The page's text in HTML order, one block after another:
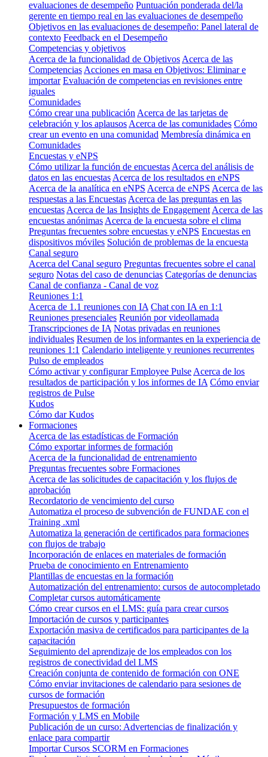
evaluaciones de desempeño Puntuación ponderada del/la
gerente en tiempo real en las evaluaciones de desempeño
Objetivos en las evaluaciones de desempeño: Panel lateral de
contexto Feedback en el Desempeño
Competencias y objetivos
Acerca de la funcionalidad de Objetivos Acerca de las
Competencias Acciones en masa en Objetivos: Eliminar e
importar Evaluación de competencias en revisiones entre
iguales
Comunidades
Cómo crear una publicación Acerca de las tarjetas de
celebración y los aplausos Acerca de las comunidades Cómo
crear un evento en una comunidad Membresía dinámica en
Comunidades
Encuestas y eNPS
Cómo utilizar la función de encuestas Acerca del análisis de
datos en las encuestas Acerca de los resultados en eNPS
Acerca de la analítica en eNPS Acerca de eNPS Acerca de las
respuestas a las Encuestas Acerca de las preguntas en las
encuestas Acerca de las Insights de Engagement Acerca de las
encuestas anónimas Acerca de la encuesta sobre el clima
Preguntas frecuentes sobre encuestas y eNPS Encuestas en
dispositivos móviles Solución de problemas de la encuesta
Canal seguro
Acerca del Canal seguro Preguntas frecuentes sobre el canal
seguro Notas del caso de denuncias Categorías de denuncias
Canal de confianza - Canal de voz
Reuniones 1:1
Acerca de 1.1 reuniones con IA Chat con IA en 1:1
Reuniones presenciales Reunión por videollamada
Transcripciones de IA Notas privadas en reuniones
individuales Resumen de los informantes en la experiencia de
reuniones 1:1 Calendario inteligente y reuniones recurrentes
Pulso de empleados
Cómo activar y configurar Employee Pulse Acerca de los
resultados de participación y los informes de IA Cómo enviar
registros de Pulse
Kudos
Cómo dar Kudos
Formaciones
Acerca de las estadísticas de Formación
Cómo exportar informes de formación
Acerca de la funcionalidad de entrenamiento
Preguntas frecuentes sobre Formaciones
Acerca de las solicitudes de capacitación y los flujos de
aprobación
Recordatorio de vencimiento del curso
Automatiza el proceso de subvención de FUNDAE con el
Training .xml
Automatiza la generación de certificados para formaciones
con flujos de trabajo
Incorporación de enlaces en materiales de formación
Prueba de conocimiento en Entrenamiento
Plantillas de encuestas en la formación
Automatización del entrenamiento: cursos de autocompletado
Completar cursos automáticamente
Cómo crear cursos en el LMS: guía para crear cursos
Importación de cursos y participantes
Exportación masiva de certificados para participantes de la
capacitación
Seguimiento del aprendizaje de los empleados con los
registros de conectividad del LMS
Creación conjunta de contenido de formación con ONE
Cómo enviar invitaciones de calendario para sesiones de
cursos de formación
Presupuestos de formación
Formación y LMS en Mobile
Publicación de un curso: Advertencias de finalización y
enlace para compartir
Importar Cursos SCORM en Formaciones